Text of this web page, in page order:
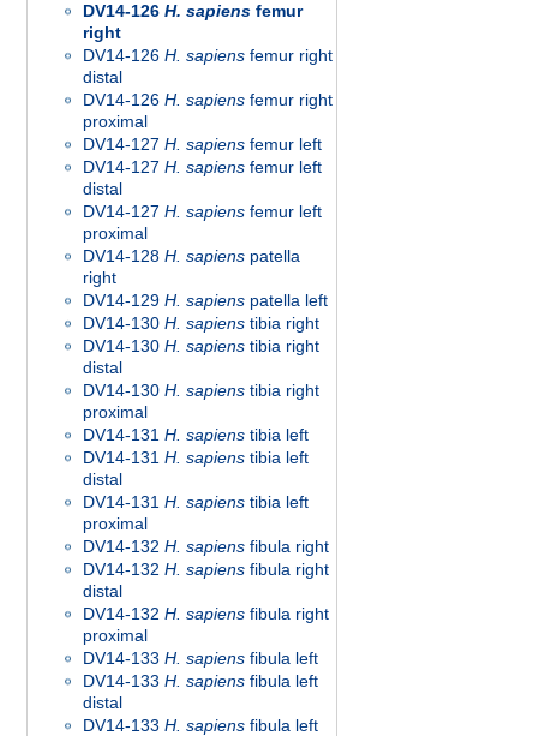
DV14-126 H. sapiens femur
right
DV14-126 H. sapiens femur right
distal
DV14-126 H. sapiens femur right
proximal
DV14-127 H. sapiens femur left
DV14-127 H. sapiens femur left
distal
DV14-127 H. sapiens femur left
proximal
DV14-128 H. sapiens patella
right
DV14-129 H. sapiens patella left
DV14-130 H. sapiens tibia right
DV14-130 H. sapiens tibia right
distal
DV14-130 H. sapiens tibia right
proximal
DV14-131 H. sapiens tibia left
DV14-131 H. sapiens tibia left
distal
DV14-131 H. sapiens tibia left
proximal
DV14-132 H. sapiens fibula right
DV14-132 H. sapiens fibula right
distal
DV14-132 H. sapiens fibula right
proximal
DV14-133 H. sapiens fibula left
DV14-133 H. sapiens fibula left
distal
DV14-133 H. sapiens fibula left